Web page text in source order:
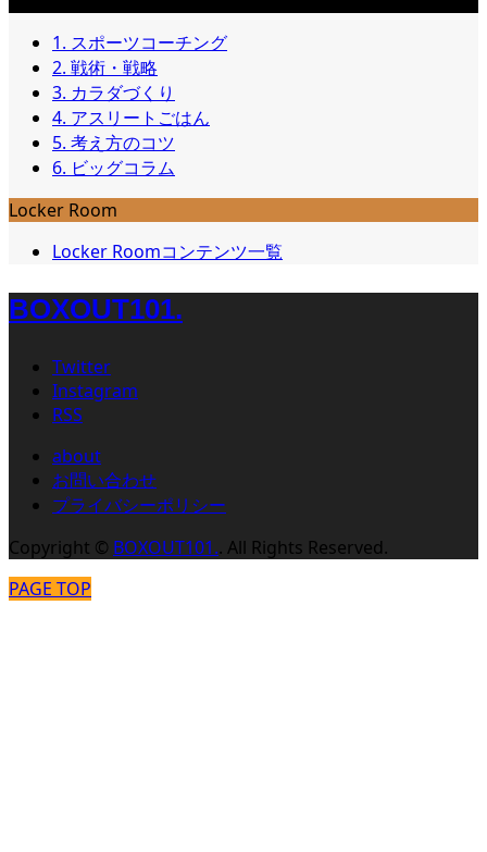
1. スポーツコーチング
2. 戦術・戦略
3. カラダづくり
4. アスリートごはん
5. 考え方のコツ
6. ビッグコラム
Locker Room
Locker Roomコンテンツ一覧
BOXOUT101.
Twitter
Instagram
RSS
about
お問い合わせ
プライバシーポリシー
Copyright © BOXOUT101.. All Rights Reserved.
PAGE TOP